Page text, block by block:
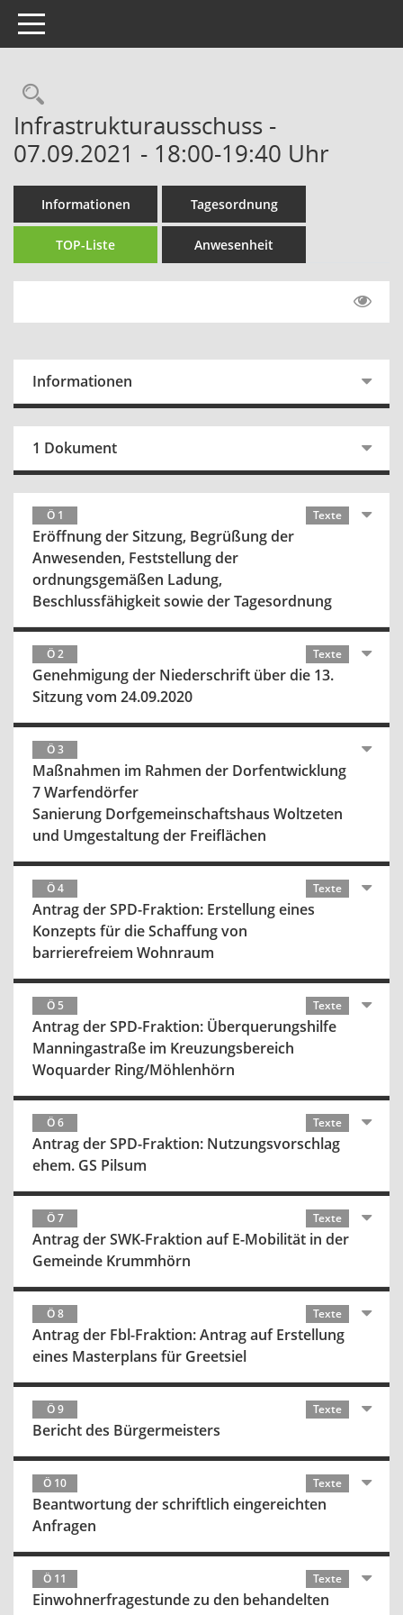
Toggle navigation
Rechercheauswahl
Infrastrukturausschuss -
07.09.2021 - 18:00-19:40 Uhr
Informationen Tagesordnung
TOP-Liste Anwesenheit
Informationen
1 Dokument
Ö 1 Texte
Eröffnung der Sitzung, Begrüßung der
Anwesenden, Feststellung der
ordnungsgemäßen Ladung,
Beschlussfähigkeit sowie der Tagesordnung
Ö 2 Texte
Genehmigung der Niederschrift über die 13.
Sitzung vom 24.09.2020
Ö 3
Maßnahmen im Rahmen der Dorfentwicklung
7 Warfendörfer
Sanierung Dorfgemeinschaftshaus Woltzeten
und Umgestaltung der Freiflächen
Ö 4 Texte
Antrag der SPD-Fraktion: Erstellung eines
Konzepts für die Schaffung von
barrierefreiem Wohnraum
Ö 5 Texte
Antrag der SPD-Fraktion: Überquerungshilfe
Manningastraße im Kreuzungsbereich
Woquarder Ring/Möhlenhörn
Ö 6 Texte
Antrag der SPD-Fraktion: Nutzungsvorschlag
ehem. GS Pilsum
Ö 7 Texte
Antrag der SWK-Fraktion auf E-Mobilität in der
Gemeinde Krummhörn
Ö 8 Texte
Antrag der Fbl-Fraktion: Antrag auf Erstellung
eines Masterplans für Greetsiel
Ö 9 Texte
Bericht des Bürgermeisters
Ö 10 Texte
Beantwortung der schriftlich eingereichten
Anfragen
Ö 11 Texte
Einwohnerfragestunde zu den behandelten